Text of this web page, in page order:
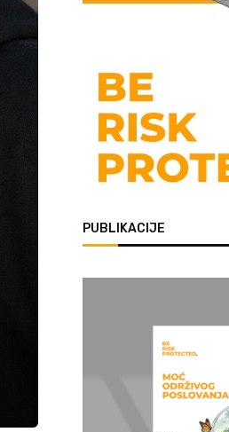
PUBLIKACIJE